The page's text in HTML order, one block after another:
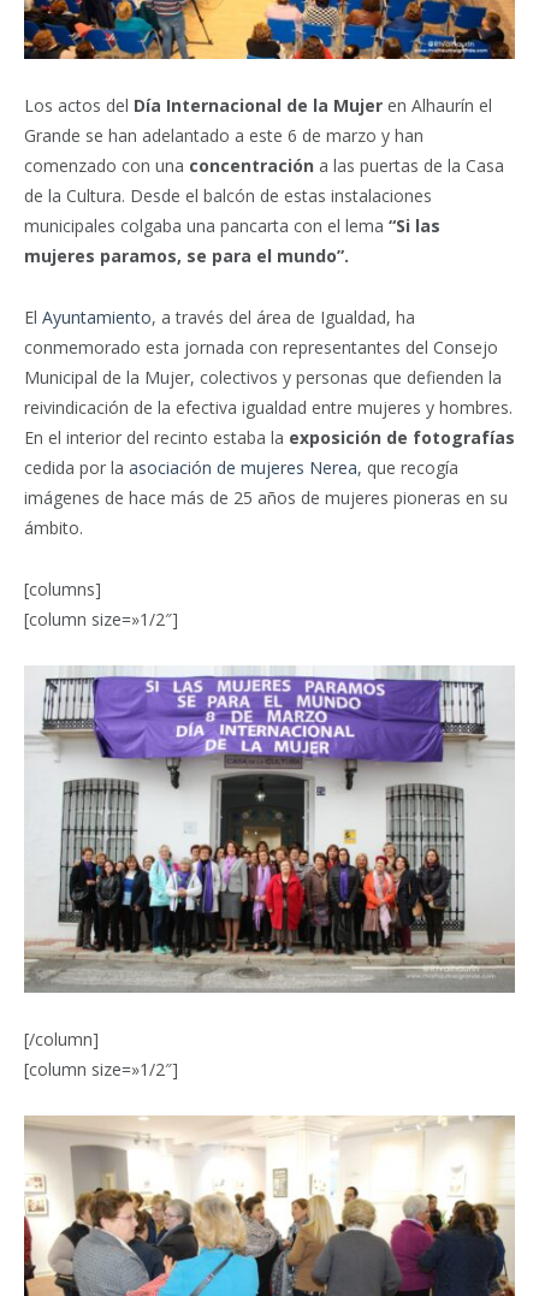
Los actos del Día Internacional de la Mujer en Alhaurín el
Grande se han adelantado a este 6 de marzo y han
comenzado con una concentración a las puertas de la Casa
de la Cultura. Desde el balcón de estas instalaciones
municipales colgaba una pancarta con el lema “Si las
mujeres paramos, se para el mundo”.
El Ayuntamiento, a través del área de Igualdad, ha
conmemorado esta jornada con representantes del Consejo
Municipal de la Mujer, colectivos y personas que defienden la
reivindicación de la efectiva igualdad entre mujeres y hombres.
En el interior del recinto estaba la exposición de fotografías
cedida por la asociación de mujeres Nerea, que recogía
imágenes de hace más de 25 años de mujeres pioneras en su
ámbito.
[columns]
[column size=»1/2″]
[/column]
[column size=»1/2″]